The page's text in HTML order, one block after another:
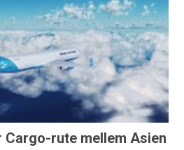
rute mellem Asien